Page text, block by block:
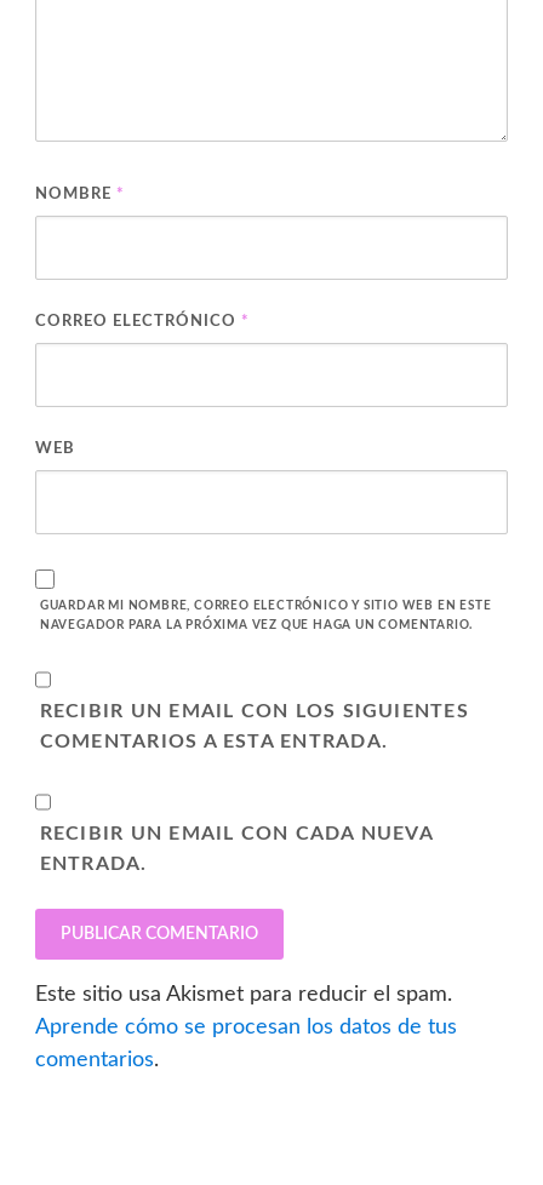
NOMBRE *
CORREO ELECTRÓNICO *
WEB
GUARDAR MI NOMBRE, CORREO ELECTRÓNICO Y SITIO WEB EN ESTE
NAVEGADOR PARA LA PRÓXIMA VEZ QUE HAGA UN COMENTARIO.
RECIBIR UN EMAIL CON LOS SIGUIENTES
COMENTARIOS A ESTA ENTRADA.
RECIBIR UN EMAIL CON CADA NUEVA
ENTRADA.
Este sitio usa Akismet para reducir el spam.
Aprende cómo se procesan los datos de tus
comentarios.